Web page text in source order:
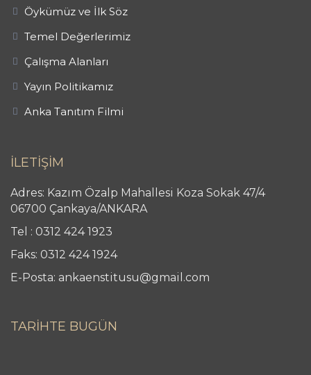
Öykümüz ve İlk Söz
Temel Değerlerimiz
Çalışma Alanları
Yayın Politikamız
Anka Tanıtım Filmi
İLETİŞİM
Adres: Kazım Özalp Mahallesi Koza Sokak 47/4
06700 Çankaya/ANKARA
Tel : 0312 424 1923
Faks: 0312 424 1924
E-Posta: ankaenstitusu@gmail.com
TARİHTE BUGÜN